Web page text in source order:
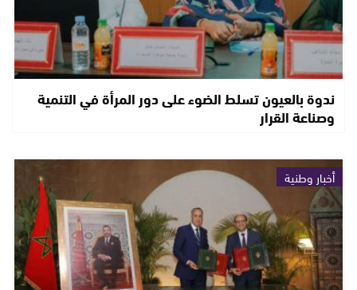
ندوة بالعيون تسلط الضوء على دور المرأة في التنمية
وصناعة القرار
أخبار وطنية